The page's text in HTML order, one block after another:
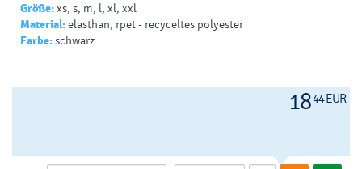
Thermofutter
Recyceltes Polyester
Größe:xs, s, m, l, xl, xxl
Material:elasthan, rpet - recyceltes polyester
Farbe:schwarz
1844 EUR